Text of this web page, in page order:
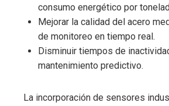
consumo energético por
Mejorar la calidad del acero
de monitoreo en tiempo real.
Disminuir tiempos de
mantenimiento predictivo.
La incorporación de sensores